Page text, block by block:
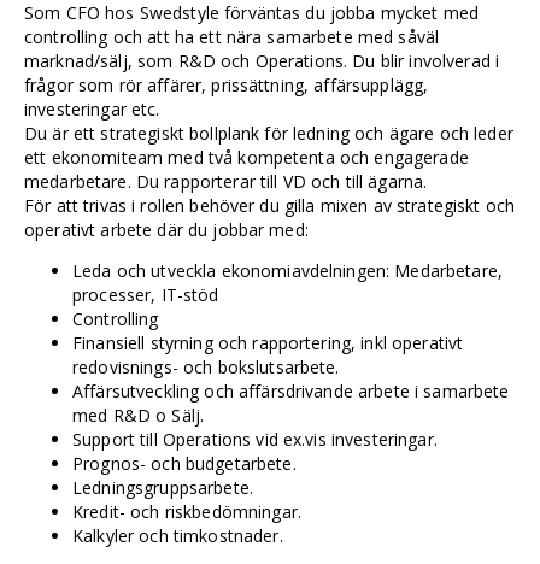
Som CFO hos Swedstyle förväntas du jobba mycket med
controlling och att ha ett nära samarbete med såväl
marknad/sälj, som R&D och Operations. Du blir involverad i
frågor som rör affärer, prissättning, affärsupplägg,
investeringar etc.
Du är ett strategiskt bollplank för ledning och ägare och leder
ett ekonomiteam med två kompetenta och engagerade
medarbetare. Du rapporterar till VD och till ägarna.
För att trivas i rollen behöver du gilla mixen av strategiskt och
operativt arbete där du jobbar med:
Leda och utveckla ekonomiavdelningen: Medarbetare,
processer, IT-stöd
Controlling
Finansiell styrning och rapportering, inkl operativt
redovisnings- och bokslutsarbete.
Affärsutveckling och affärsdrivande arbete i samarbete
med R&D o Sälj.
Support till Operations vid ex.vis investeringar.
Prognos- och budgetarbete.
Ledningsgruppsarbete.
Kredit- och riskbedömningar.
Kalkyler och timkostnader.